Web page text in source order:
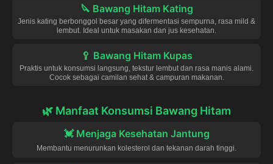
🔪 Bawang Hitam Kating
Jenis kating berbonggol besar yang difermentasi sempurna, rasa mild &
lembut. Ideal untuk masakan dan jus kesehatan.
🥄 Bawang Hitam Kupas
Praktis untuk konsumsi langsung, tekstur lembut dan rasa manis alami.
Cocok sebagai camilan sehat & campuran makanan.
🌿 Manfaat Konsumsi Bawang Hitam
💓 Menjaga Kesehatan Jantung
Membantu menurunkan kolesterol dan tekanan darah tinggi.